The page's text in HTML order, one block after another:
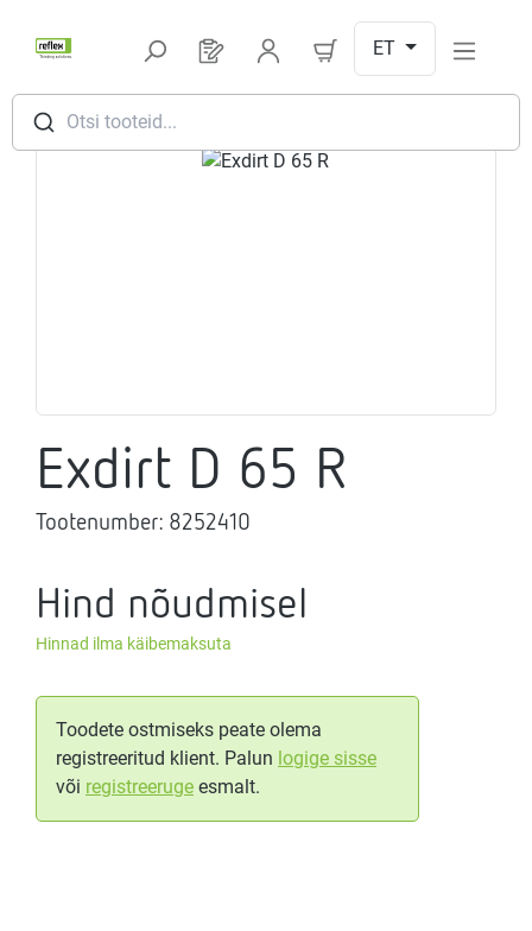
Otsi tooteid...
Sul on 0 toodet soovinimekirjas
ET
Jäta pildigalerii vahele
Exdirt D 65 R
Tootenumber: 8252410
Hind nõudmisel
Hinnad ilma käibemaksuta
Toodete ostmiseks peate olema
registreeritud klient. Palun logige sisse
või registreeruge esmalt.